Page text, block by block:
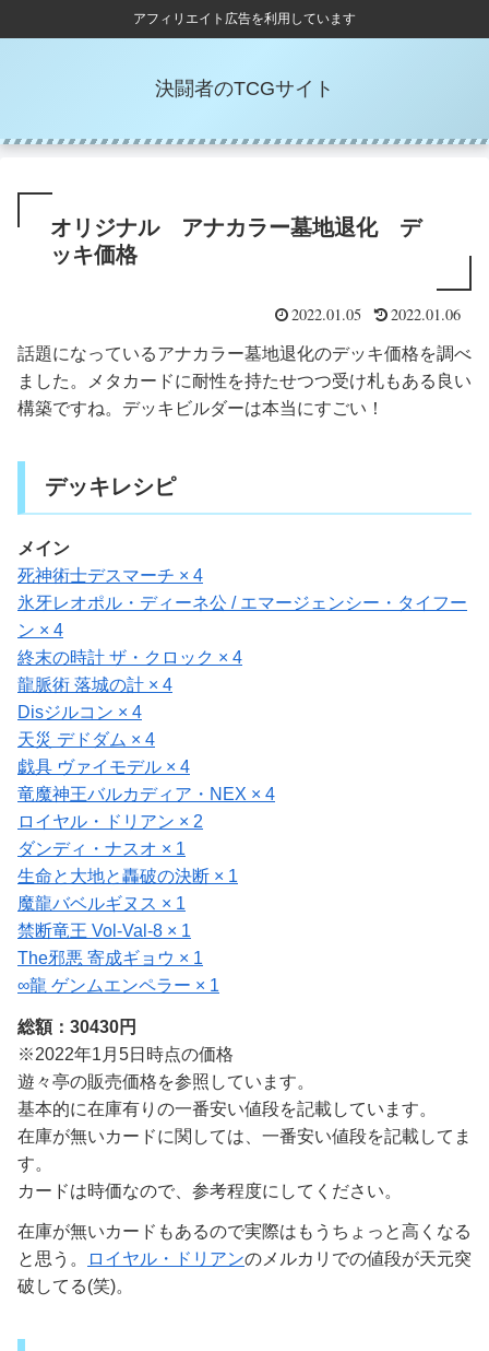
アフィリエイト広告を利用しています
決闘者のTCGサイト
オリジナル アナカラー墓地退化 デ
ッキ価格
2022.01.05 2022.01.06
話題になっているアナカラー墓地退化のデッキ価格を調べ
ました。メタカードに耐性を持たせつつ受け札もある良い
構築ですね。デッキビルダーは本当にすごい！
デッキレシピ
メイン
死神術士デスマーチ × 4
氷牙レオポル・ディーネ公 / エマージェンシー・タイフー
ン × 4
終末の時計 ザ・クロック × 4
龍脈術 落城の計 × 4
Disジルコン × 4
天災 デドダム × 4
戯具 ヴァイモデル × 4
竜魔神王バルカディア・NEX × 4
ロイヤル・ドリアン × 2
ダンディ・ナスオ × 1
生命と大地と轟破の決断 × 1
魔龍バベルギヌス × 1
禁断竜王 Vol-Val-8 × 1
The邪悪 寄成ギョウ × 1
∞龍 ゲンムエンペラー × 1
総額：30430円
※2022年1月5日時点の価格
遊々亭の販売価格を参照しています。
基本的に在庫有りの一番安い値段を記載しています。
在庫が無いカードに関しては、一番安い値段を記載してま
す。
カードは時価なので、参考程度にしてください。
在庫が無いカードもあるので実際はもうちょっと高くなる
と思う。
ロイヤル・ドリアンのメルカリでの値段が天元突
破してる(笑)。